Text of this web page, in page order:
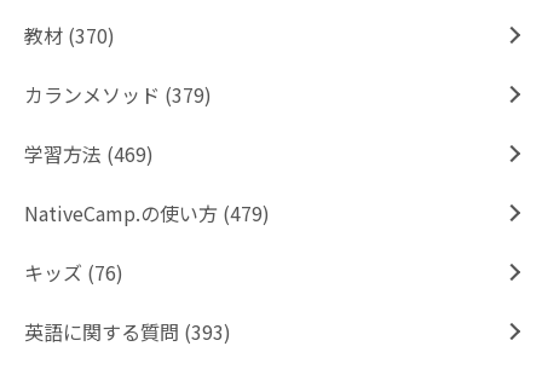
教材 (370)
カランメソッド (379)
学習方法 (469)
NativeCamp.の使い方 (479)
キッズ (76)
英語に関する質問 (393)